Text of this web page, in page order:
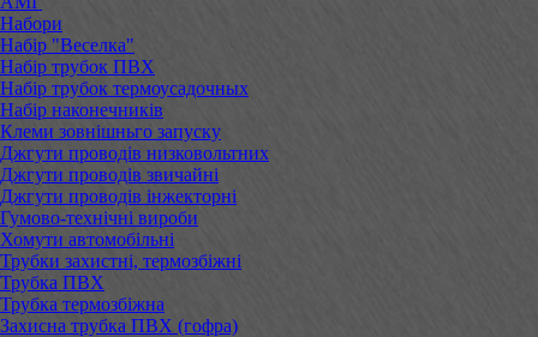
Набори
Набір "Веселка"
Набір трубок ПВХ
Набір трубок термоусадочных
Набір наконечників
Клеми зовнішньго запуску
Джгути проводів низковольтних
Джгути проводів звичайні
Джгути проводів інжекторні
Гумово-технічні вироби
Хомути автомобільні
Трубки захистні, термозбіжні
Трубка ПВХ
Трубка термозбіжна
Захисна трубка ПВХ (гофра)